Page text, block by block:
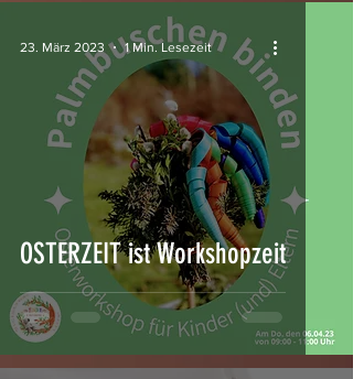
OSTERZEIT ist Workshopzeit
23. März 2023 1 Min. Lesezeit